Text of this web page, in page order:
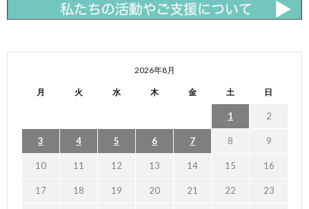
2026年8月
月 火 水 木 金 土 日
1 2
3 4 5 6 7 8 9
10 11 12 13 14 15 16
17 18 19 20 21 22 23